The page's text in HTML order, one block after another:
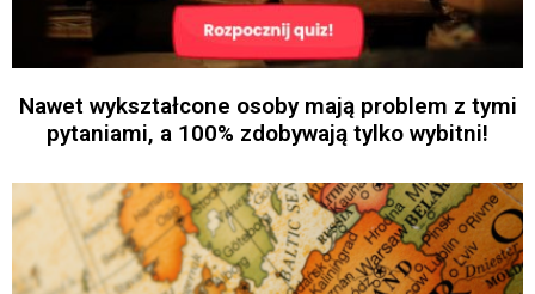
Nawet wykształcone osoby mają problem z tymi
pytaniami, a 100% zdobywają tylko wybitni!